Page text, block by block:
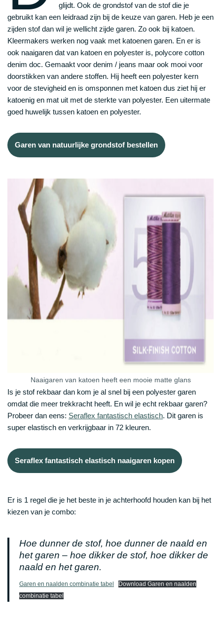
glijdt. Ook de grondstof van de stof die je
gebruikt kan een leidraad zijn bij de keuze van garen. Heb je een
zijden stof dan wil je wellicht zijde garen. Zo ook bij katoen.
Kleermakers werken nog vaak met katoenen garen. En er is
ook naaigaren dat van katoen en polyester is, polycore cotton
denim doc. Gemaakt voor denim / jeans maar ook mooi voor
doorstikken van andere stoffen. Hij heeft een polyester kern
voor de stevigheid en is omsponnen met katoen dus ziet hij er
katoenig en mat uit met de sterkte van polyester. Een uitermate
goed huwelijk tussen katoen en polyester.
Garen van natuurlijke grondstof bestellen
Naaigaren van katoen heeft een mooie matte glans
Is je stof rekbaar dan kom je al snel bij een polyester garen
omdat die meer trekkracht heeft. En wil je echt rekbaar garen?
Probeer dan eens: Seraflex fantastisch elastisch. Dit garen is
super elastisch en verkrijgbaar in 72 kleuren.
Seraflex fantastisch elastisch naaigaren kopen
Er is 1 regel die je het beste in je achterhoofd houden kan bij het
kiezen van je combo:
Hoe dunner de stof, hoe dunner de naald en
het garen – hoe dikker de stof, hoe dikker de
naald en het garen.
Garen en naalden combinatie tabel
Download Garen en naalden
combinatie tabel